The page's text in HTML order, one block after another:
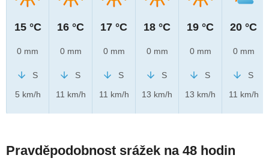
15 °C
0 mm
S
5 km/h
16 °C
0 mm
S
11 km/h
17 °C
0 mm
S
11 km/h
18 °C
0 mm
S
13 km/h
19 °C
0 mm
S
13 km/h
20 °C
0 mm
S
11 km/h
Pravděpodobnost srážek na 48 hodin